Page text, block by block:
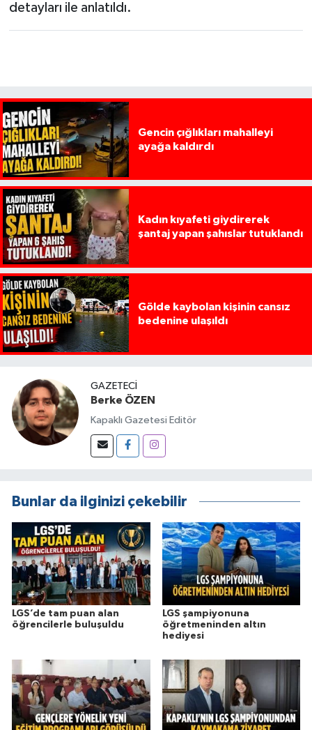
detayları ile anlatıldı.
Gencin çığlıkları mahalleyi
ayağa kaldırdı
Kadın kıyafeti giydirerek
şantaj yapan şahıslar tutuklandı
Gölde kaybolan kişinin cansız
bedenine ulaşıldı
GAZETECI
Berke ÖZEN
Kapaklı Gazetesi Editör
Bunlar da ilginizi çekebilir
LGS’de tam puan alan
öğrencilerle buluşuldu
LGS şampiyonuna
öğretmeninden altın
hediyesi